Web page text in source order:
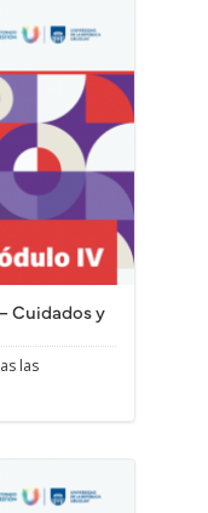
Cuidados y
las